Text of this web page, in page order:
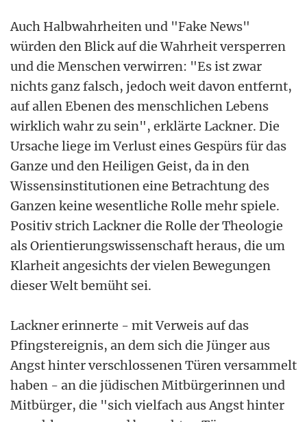
Auch Halbwahrheiten und "Fake News"
würden den Blick auf die Wahrheit versperren
und die Menschen verwirren: "Es ist zwar
nichts ganz falsch, jedoch weit davon entfernt,
auf allen Ebenen des menschlichen Lebens
wirklich wahr zu sein", erklärte Lackner. Die
Ursache liege im Verlust eines Gespürs für das
Ganze und den Heiligen Geist, da in den
Wissensinstitutionen eine Betrachtung des
Ganzen keine wesentliche Rolle mehr spiele.
Positiv strich Lackner die Rolle der Theologie
als Orientierungswissenschaft heraus, die um
Klarheit angesichts der vielen Bewegungen
dieser Welt bemüht sei.
Lackner erinnerte - mit Verweis auf das
Pfingstereignis, an dem sich die Jünger aus
Angst hinter verschlossenen Türen versammelt
haben - an die jüdischen Mitbürgerinnen und
Mitbürger, die "sich vielfach aus Angst hinter